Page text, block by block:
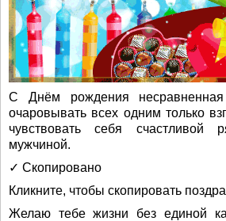
С Днём рождения
очаровывать всех одним только
чувствовать себя
мужчиной.
✓ Скопировано
Кликните, чтобы скопировать
Желаю тебе жизни без единой